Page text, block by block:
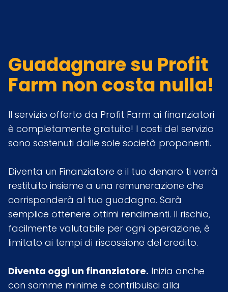
Guadagnare su Profit
Farm non costa nulla!
Il servizio offerto da Profit Farm ai finanziatori
è completamente gratuito! I costi del servizio
sono sostenuti dalle sole società proponenti.
Diventa un Finanziatore e il tuo denaro ti verrà
restituito insieme a una remunerazione che
corrisponderà al tuo guadagno. Sarà
semplice ottenere ottimi rendimenti. Il rischio,
facilmente valutabile per ogni operazione, è
limitato ai tempi di riscossione del credito.
Diventa oggi un finanziatore. Inizia anche
con somme minime e contribuisci alla